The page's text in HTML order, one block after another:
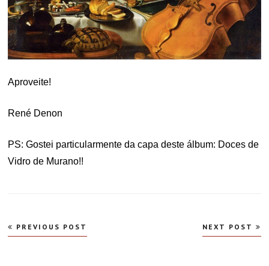
Aproveite!
René Denon
PS: Gostei particularmente da capa deste álbum: Doces de
Vidro de Murano!!
Navegação
de
PREVIOUS POST NEXT POST